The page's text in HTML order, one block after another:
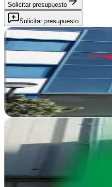
Solicitar presupuesto
Solicitar presupuesto
Coconut Studio
Cabanillas del Campo,
Coconut Studio transforma ideas
Ver fichacompleta
Gureak Marketing
Transforman presencia online en